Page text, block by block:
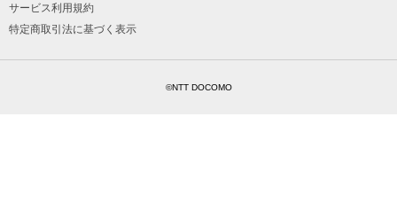
サービス利用規約
特定商取引法に基づく表示
©NTT DOCOMO